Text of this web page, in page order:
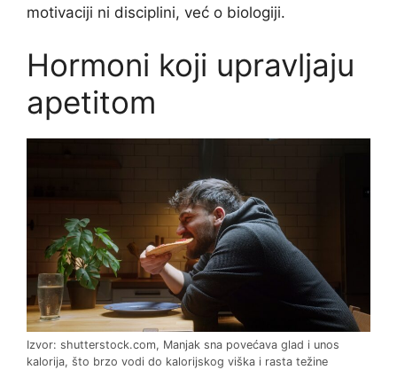
motivaciji ni disciplini, već o biologiji.
Hormoni koji upravljaju
apetitom
Izvor: shutterstock.com, Manjak sna povećava glad i unos
kalorija, što brzo vodi do kalorijskog viška i rasta težine